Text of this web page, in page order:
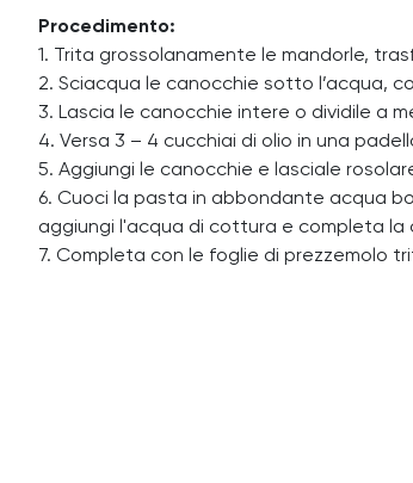
Procedimento:
1. Trita grossolanamente le mandorle,
2. Sciacqua le canocchie sotto l’acqua,
3. Lascia le canocchie intere o dividile a
4. Versa 3 – 4 cucchiai di olio in una
5. Aggiungi le canocchie e lasciale
6. Cuoci la pasta in abbondante acqua
aggiungi l'acqua di cottura e completa
7. Completa con le foglie di prezzemolo